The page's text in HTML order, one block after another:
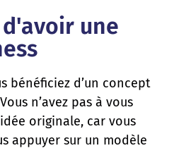
une
bénéficiez d’un concept
n’avez pas à vous
originale, car vous
appuyer sur un modèle